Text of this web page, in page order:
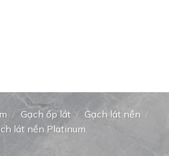
/ Gạch ốp lát / Gạch lát nền /
lát nền Platinum